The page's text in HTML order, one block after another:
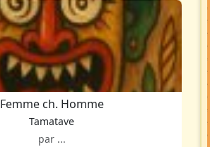
Femme ch. Homme
Tamatave
par ...